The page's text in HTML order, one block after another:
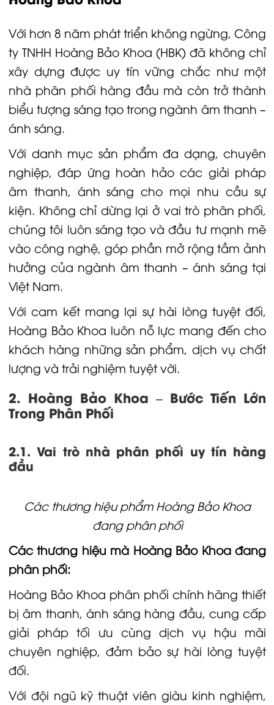
Với hơn 8 năm phát triển không ngừng, Công
ty TNHH Hoàng Bảo Khoa (HBK) đã không chỉ
xây dựng được uy tín vững chắc như một
nhà phân phối hàng đầu mà còn trở thành
biểu tượng sáng tạo trong ngành âm thanh –
ánh sáng.
Với danh mục sản phẩm đa dạng, chuyên
nghiệp, đáp ứng hoàn hảo các giải pháp
âm thanh, ánh sáng cho mọi nhu cầu sự
kiện. Không chỉ dừng lại ở vai trò phân phối,
chúng tôi luôn sáng tạo và đầu tư mạnh mẽ
vào công nghệ, góp phần mở rộng tầm ảnh
hưởng của ngành âm thanh – ánh sáng tại
Việt Nam.
Với cam kết mang lại sự hài lòng tuyệt đối,
Hoàng Bảo Khoa luôn nỗ lực mang đến cho
khách hàng những sản phẩm, dịch vụ chất
lượng và trải nghiệm tuyệt vời.
2. Hoàng Bảo Khoa – Bước Tiến Lớn
Trong Phân Phối
2.1. Vai trò nhà phân phối uy tín hàng
đầu
Các thương hiệu phẩm Hoàng Bảo Khoa
đang phân phối
Các thương hiệu mà Hoàng Bảo Khoa đang
phân phối:
Hoàng Bảo Khoa phân phối chính hãng thiết
bị âm thanh, ánh sáng hàng đầu, cung cấp
giải pháp tối ưu cùng dịch vụ hậu mãi
chuyên nghiệp, đảm bảo sự hài lòng tuyệt
đối.
Với đội ngũ kỹ thuật viên giàu kinh nghiệm,